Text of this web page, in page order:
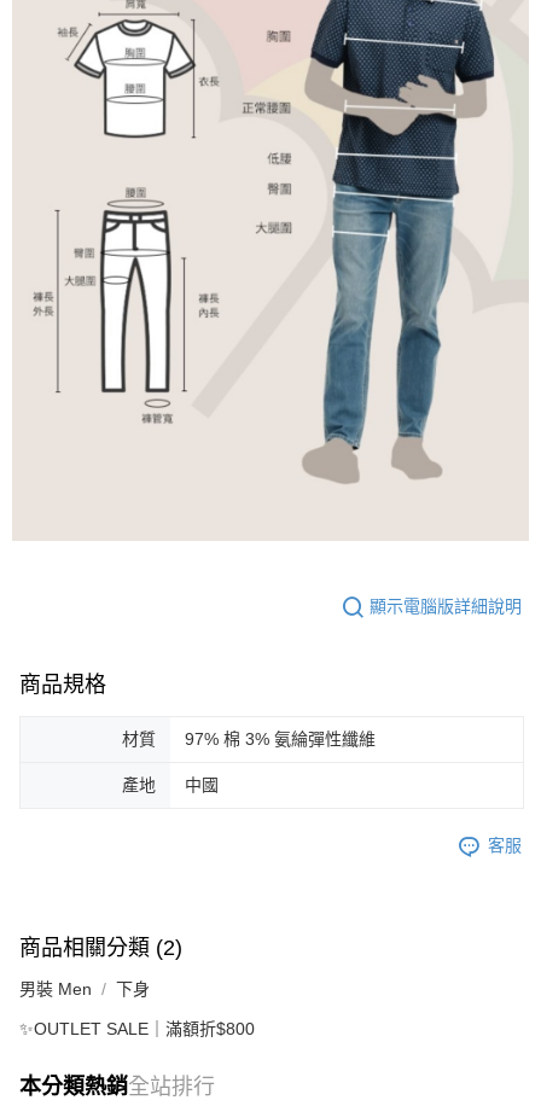
顯示電腦版詳細說明
商品規格
材質 97% 棉 3% 氨綸彈性纖維
產地 中國
客服
商品相關分類 (2)
男裝 Men 下身
✨OUTLET SALE｜滿額折$800
本分類熱銷全站排行